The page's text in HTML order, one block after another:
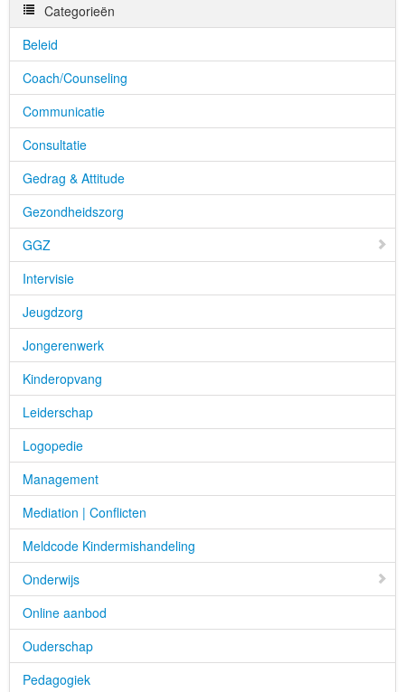
Categorieën
Beleid
Coach/Counseling
Communicatie
Consultatie
Gedrag & Attitude
Gezondheidszorg
GGZ
Intervisie
Jeugdzorg
Jongerenwerk
Kinderopvang
Leiderschap
Logopedie
Management
Mediation | Conflicten
Meldcode Kindermishandeling
Onderwijs
Online aanbod
Ouderschap
Pedagogiek